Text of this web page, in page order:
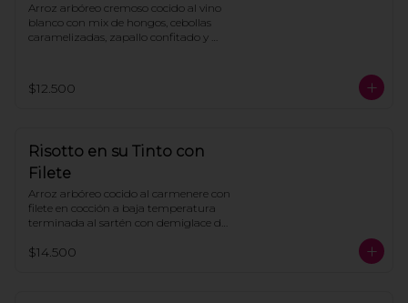
Arroz arbóreo cremoso cocido al vino
blanco con mix de hongos, cebollas
caramelizadas, zapallo confitado y
$12.500
Risotto en su Tinto con
Filete
Arroz arbóreo cocido al carmenere con
filete en cocción a baja temperatura
terminada al sartén con demiglace de
$14.500